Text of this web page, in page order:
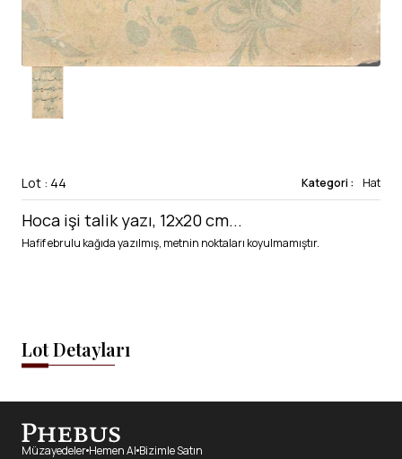
Lot : 44 Kategori : Hat
Hoca işi talik yazı, 12x20 cm...
Hafif ebrulu kağıda yazılmış, metnin noktaları koyulmamıştır.
Lot Detayları
Müzayedeler Hemen Al Bizimle Satın